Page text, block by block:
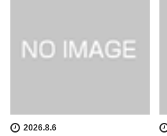
2026.8.6